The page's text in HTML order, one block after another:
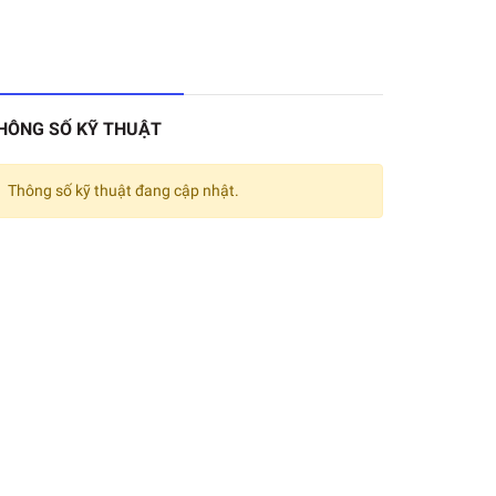
SỐ KỸ THUẬT
Thông số kỹ thuật đang cập nhật.